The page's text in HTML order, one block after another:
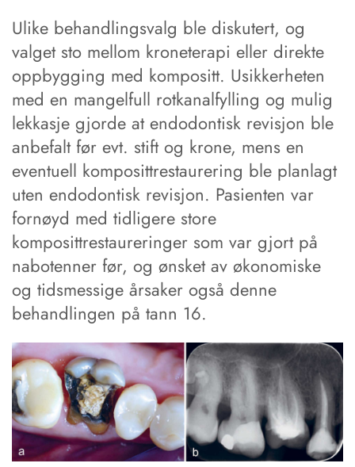
Ulike behandlingsvalg ble diskutert, og
valget sto mellom kroneterapi eller direkte
oppbygging med kompositt. Usikkerheten
med en mangelfull rotkanalfylling og mulig
lekkasje gjorde at endodontisk revisjon ble
anbefalt før evt. stift og krone, mens en
eventuell komposittrestaurering ble planlagt
uten endodontisk revisjon. Pasienten var
fornøyd med tidligere store
komposittrestaureringer som var gjort på
nabotenner før, og ønsket av økonomiske
og tidsmessige årsaker også denne
behandlingen på tann 16.